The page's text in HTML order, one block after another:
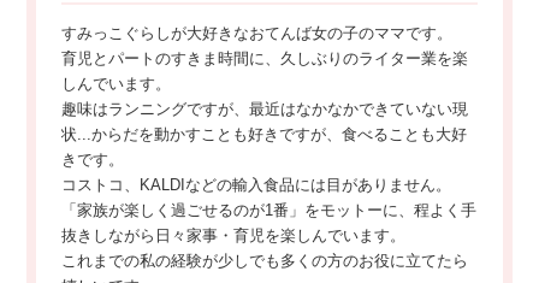
すみっこぐらしが大好きなおてんば女の子のママです。
育児とパートのすきま時間に、久しぶりのライター業を楽
しんでいます。
趣味はランニングですが、最近はなかなかできていない現
状...からだを動かすことも好きですが、食べることも大好
きです。
コストコ、KALDIなどの輸入食品には目がありません。
「家族が楽しく過ごせるのが1番」をモットーに、程よく手
抜きしながら日々家事・育児を楽しんでいます。
これまでの私の経験が少しでも多くの方のお役に立てたら